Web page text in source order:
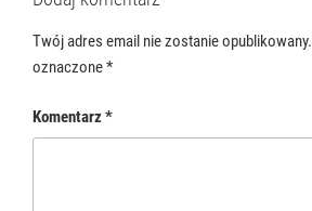
Twój adres email nie zostanie opublikowany.
oznaczone*
Komentarz*